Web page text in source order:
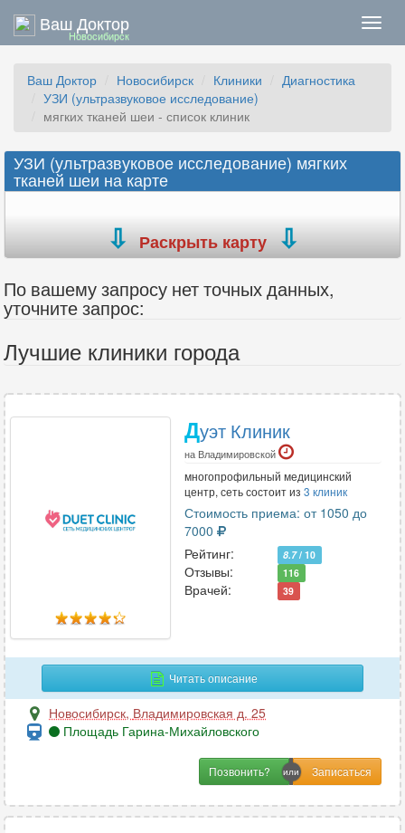
Ваш Доктор
Новосибирск
Ваш Доктор Новосибирск Клиники
Диагностика
УЗИ (ультразвуковое исследование)
мягких тканей шеи - список клиник
УЗИ (ультразвуковое исследование) мягких
тканей шеи на карте
Раскрыть карту
По вашему запросу нет точных данных,
уточните запрос:
Лучшие клиники города
Дуэт Клиник
на Владимировской
многопрофильный медицинский
центр, сеть состоит из 3 клиник
Стоимость приема: от 1050 до
7000
Рейтинг:
8.7/ 10
Отзывы: 116
Врачей: 39
Читать описание
Новосибирск, Владимировская д. 25
Площадь Гарина-Михайловского
Позвонить?